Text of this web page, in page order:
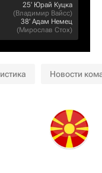
25‎’‎ Юрай Куцка
(Владимир Вайсс)
38‎’‎ Адам Немец
(Мирослав Стох)
Новости